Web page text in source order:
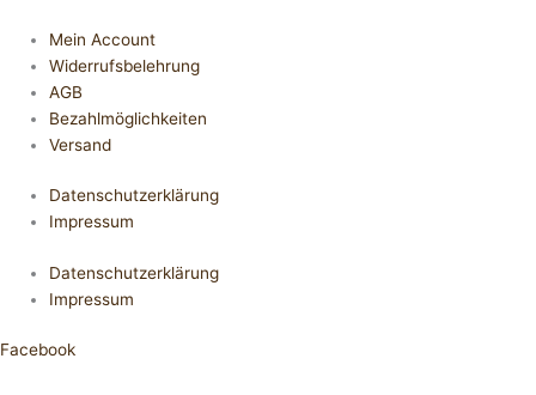
Mein Account
Widerrufsbelehrung
AGB
Bezahlmöglichkeiten
Versand
Datenschutzerklärung
Impressum
Datenschutzerklärung
Impressum
Facebook